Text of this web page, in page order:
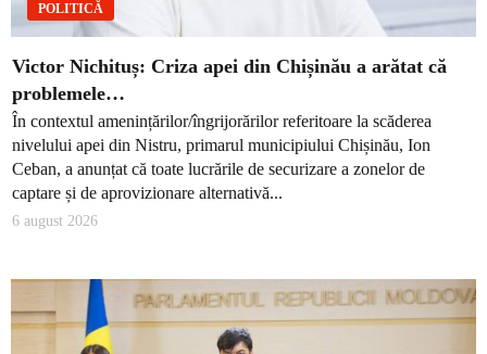
POLITICĂ
Victor Nichituș: Criza apei din Chișinău a arătat că
problemele…
În contextul amenințărilor/îngrijorărilor referitoare la scăderea
nivelului apei din Nistru, primarul municipiului Chișinău, Ion
Ceban, a anunțat că toate lucrările de securizare a zonelor de
captare și de aprovizionare alternativă...
6 august 2026